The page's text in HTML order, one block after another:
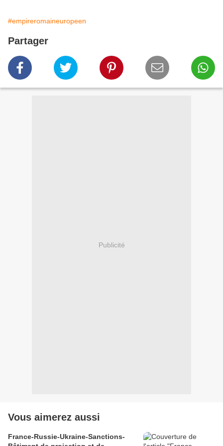
#empireromaineuropeen
Partager
Publicité
Vous aimerez aussi
France-Russie-Ukraine-Sanctions-